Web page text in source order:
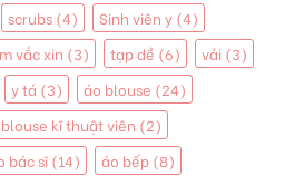
scrubs (4) Sinh viên y (4)
vắc xin (3) tạp dề (6) vải (3)
y tá (3) áo blouse (24)
kĩ thuật viên (2)
bác sĩ(14) áo bếp (8)